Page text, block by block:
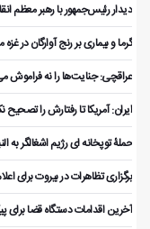
دیدار رئیس‌جمهور با رهبر معظم
گرما و بیماری بر رنج آوارگان در
عراقچی: جنایت‌ها را نه فراموش
ایران: آمریکا تا رفتارش را
حملۀ توپخانه ای رژیم اشغالگر به
برگزاری تظاهرات در بیروت برای
آخرین اقدامات دستگاه قضا برای